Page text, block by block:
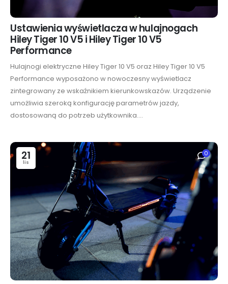
Ustawienia wyświetlacza w hulajnogach
Hiley Tiger 10 V5 i Hiley Tiger 10 V5
Performance
Hulajnogi elektryczne Hiley Tiger 10 V5 oraz Hiley Tiger 10 V5
Performance wyposażono w nowoczesny wyświetlacz
zintegrowany ze wskaźnikiem kierunkowskazów. Urządzenie
umożliwia szeroką konfigurację parametrów jazdy,
dostosowaną do potrzeb użytkownika....
21
lis
0